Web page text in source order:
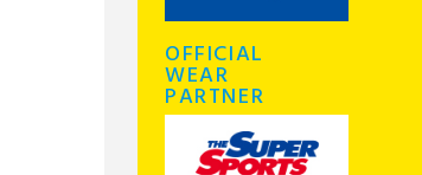
OFFICIAL
WEAR
PARTNER